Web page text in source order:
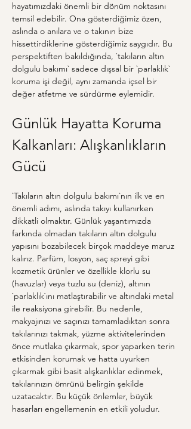
hayatımızdaki önemli bir dönüm noktasını
temsil edebilir. Ona gösterdiğimiz özen,
aslında o anılara ve o takının bize
hissettirdiklerine gösterdiğimiz saygıdır. Bu
perspektiften bakıldığında, `takıların altın
dolgulu bakımı` sadece dışsal bir `parlaklık`
koruma işi değil, aynı zamanda içsel bir
değer atfetme ve sürdürme eylemidir.
Günlük Hayatta Koruma
Kalkanları: Alışkanlıkların
Gücü
`Takıların altın dolgulu bakımı`nın ilk ve en
önemli adımı, aslında takıyı kullanırken
dikkatli olmaktır. Günlük yaşantımızda
farkında olmadan takıların altın dolgulu
yapısını bozabilecek birçok maddeye maruz
kalırız. Parfüm, losyon, saç spreyi gibi
kozmetik ürünler ve özellikle klorlu su
(havuzlar) veya tuzlu su (deniz), altının
`parlaklık`ını matlaştırabilir ve altındaki metal
ile reaksiyona girebilir. Bu nedenle,
makyajınızı ve saçınızı tamamladıktan sonra
takılarınızı takmak, yüzme aktivitelerinden
önce mutlaka çıkarmak, spor yaparken terin
etkisinden korumak ve hatta uyurken
çıkarmak gibi basit alışkanlıklar edinmek,
takılarınızın ömrünü belirgin şekilde
uzatacaktır. Bu küçük önlemler, büyük
hasarları engellemenin en etkili yoludur.